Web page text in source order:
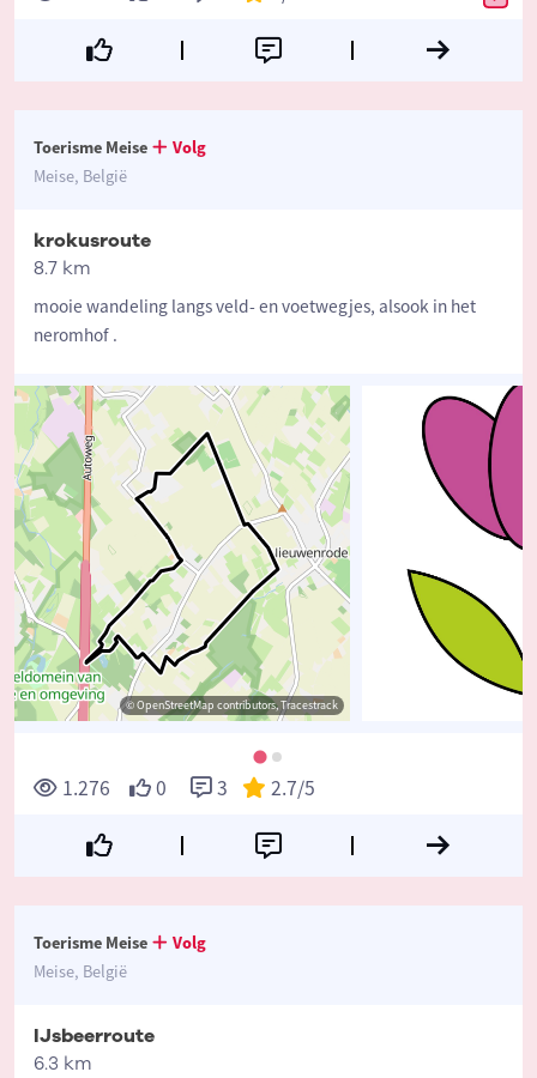
Toerisme Meise
Volg
Meise, België
krokusroute
8.7 km
mooie wandeling langs veld- en voetwegjes, alsook in het
neromhof .
© OpenStreetMap contributors, Tracestrack
1.276 0 3 2.7/5
Toerisme Meise
Volg
Meise, België
IJsbeerroute
6.3 km